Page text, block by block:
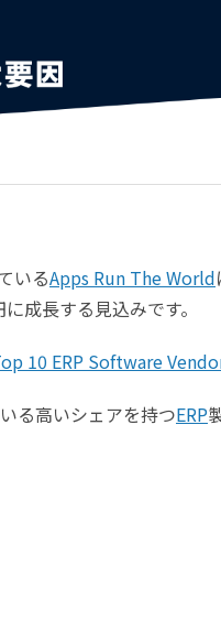
理
ス
いるApps Run The World
成長する見込みです。
10 ERP Software
る高いシェアを持つERP